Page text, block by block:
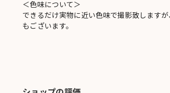
＜色味について＞
できるだけ実物に近い色味で撮影致します
もございます。